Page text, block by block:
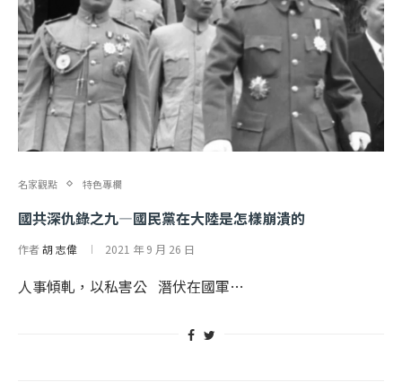
名家觀點 特色專欄
國共深仇錄之九—國民黨在大陸是怎樣崩潰的
作者胡 志偉 2021 年 9 月 26 日
人事傾軋，以私害公 潛伏在國軍…